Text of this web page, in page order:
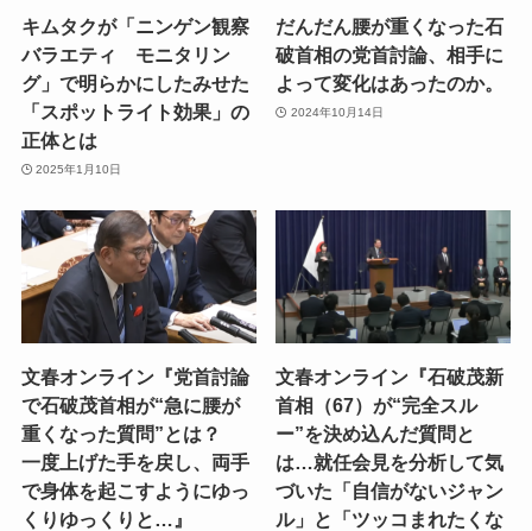
キムタクが「ニンゲン観察
バラエティ モニタリン
グ」で明らかにしたみせた
「スポットライト効果」の
正体とは
2025年1月10日
だんだん腰が重くなった石
破首相の党首討論、相手に
よって変化はあったのか。
2024年10月14日
文春オンライン『党首討論
で石破茂首相が“急に腰が
重くなった質問”とは？
一度上げた手を戻し、両手
で身体を起こすようにゆっ
くりゆっくりと…』
文春オンライン『石破茂新
首相（67）が“完全スル
ー”を決め込んだ質問と
は…就任会見を分析して気
づいた「自信がないジャン
ル」と「ツッコまれたくな